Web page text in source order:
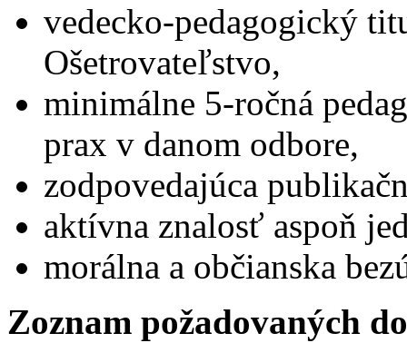
vedecko-pedagogický
Ošetrovateľstvo,
minimálne 5-ročná
prax v danom odbore,
zodpovedajúca
aktívna znalosť aspoň
morálna a občianska
Zoznam požadovaných